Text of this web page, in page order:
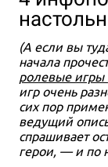
1-4 30-60
Ужас Аркхэма:
1 990 ₽
Хит 3-6
Непостижимое
6 990 ₽
(А если вы
начала
ролевые игры
игр очень
сих пор
ведущий
спрашивает
герои, — и по